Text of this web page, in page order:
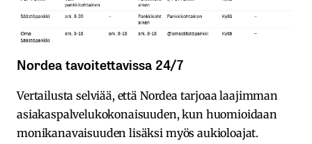
Nordea tavoitettavissa 24/7
Vertailusta selviää, että Nordea tarjoaa laajimman
asiakaspalvelukokonaisuuden, kun huomioidaan
monikanavaisuuden lisäksi myös aukioloajat.